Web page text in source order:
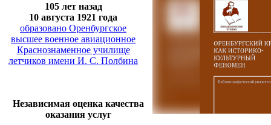
105 лет назад
10 августа 1921 года
образовано Оренбургское
высшее военное авиационное
Краснознаменное училище
летчиков имени И. С. Полбина
Независимая оценка качества
оказания услуг